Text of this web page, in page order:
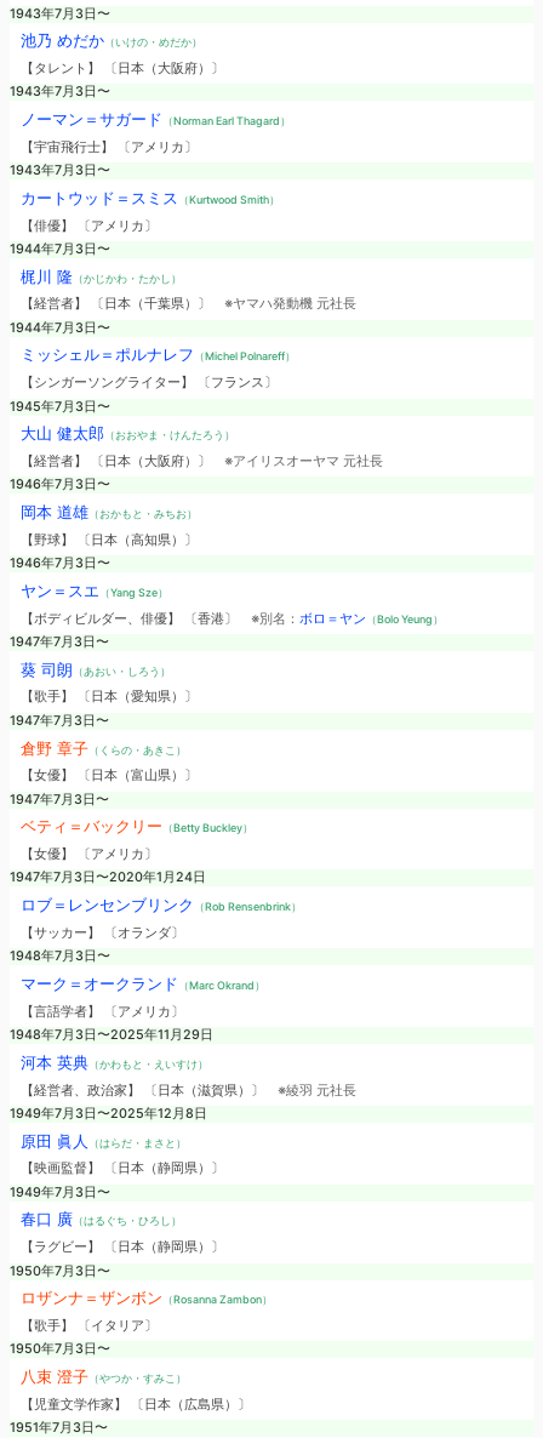
1943年7月3日〜
池乃 めだか（いけの・めだか）
【タレント】 〔日本（大阪府）〕
1943年7月3日〜
ノーマン＝サガード （Norman Earl Thagard）
【宇宙飛行士】 〔アメリカ〕
1943年7月3日〜
カートウッド＝スミス （Kurtwood Smith）
【俳優】 〔アメリカ〕
1944年7月3日〜
梶川 隆（かじかわ・たかし）
【経営者】 〔日本（千葉県）〕 ※ヤマハ発動機 元社長
1944年7月3日〜
ミッシェル＝ポルナレフ （Michel Polnareff）
【シンガーソングライター】 〔フランス〕
1945年7月3日〜
大山 健太郎（おおやま・けんたろう）
【経営者】 〔日本（大阪府）〕 ※アイリスオーヤマ 元社長
1946年7月3日〜
岡本 道雄（おかもと・みちお）
【野球】 〔日本（高知県）〕
1946年7月3日〜
ヤン＝スエ （Yang Sze）
【ボディビルダー、俳優】 〔香港〕 ※別名： ボロ＝ヤン （Bolo Yeung）
1947年7月3日〜
葵 司朗 （あおい・しろう）
【歌手】 〔日本（愛知県）〕
1947年7月3日〜
倉野 章子（くらの・あきこ）
【女優】 〔日本（富山県）〕
1947年7月3日〜
ベティ＝バックリー （Betty Buckley）
【女優】 〔アメリカ〕
1947年7月3日〜2020年1月24日
ロブ＝レンセンブリンク （Rob Rensenbrink）
【サッカー】 〔オランダ〕
1948年7月3日〜
マーク＝オークランド （Marc Okrand）
【言語学者】 〔アメリカ〕
1948年7月3日〜2025年11月29日
河本 英典（かわもと・えいすけ）
【経営者、政治家】 〔日本（滋賀県）〕 ※綾羽 元社長
1949年7月3日〜2025年12月8日
原田 眞人 （はらだ・まさと）
【映画監督】 〔日本（静岡県）〕
1949年7月3日〜
春口 廣（はるぐち・ひろし）
【ラグビー】 〔日本（静岡県）〕
1950年7月3日〜
ロザンナ＝ザンボン （Rosanna Zambon）
【歌手】 〔イタリア〕
1950年7月3日〜
八束 澄子（やつか・すみこ）
【児童文学作家】 〔日本（広島県）〕
1951年7月3日〜